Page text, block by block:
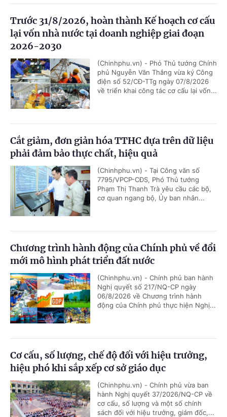
Trước 31/8/2026, hoàn thành Kế hoạch cơ cấu
lại vốn nhà nước tại doanh nghiệp giai đoạn
2026-2030
(Chinhphu.vn) - Phó Thủ tướng Chính
phủ Nguyễn Văn Thắng vừa ký Công
điện số 52/CĐ-TTg ngày 07/8/2026
về triển khai công tác cơ cấu lại vốn...
Cắt giảm, đơn giản hóa TTHC dựa trên dữ liệu
phải đảm bảo thực chất, hiệu quả
(Chinhphu.vn) - Tại Công văn số
7795/VPCP-CĐS, Phó Thủ tướng
Phạm Thị Thanh Trà yêu cầu các bộ,
cơ quan ngang bộ, Ủy ban nhân...
Chương trình hành động của Chính phủ về đổi
mới mô hình phát triển đất nước
(Chinhphu.vn) - Chính phủ ban hành
Nghị quyết số 217/NQ-CP ngày
06/8/2026 về Chương trình hành
động của Chính phủ thực hiện Nghị...
Cơ cấu, số lượng, chế độ đối với hiệu trưởng,
hiệu phó khi sắp xếp cơ sở giáo dục
(Chinhphu.vn) - Chính phủ vừa ban
hành Nghị quyết 37/2026/NQ-CP về
cơ cấu, số lượng và một số chính
sách đối với hiệu trưởng, giám đốc,...